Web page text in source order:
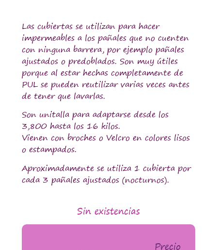
Las cubiertas se utilizan para hacer
impermeables a los pañales que no cuenten
con ninguna barrera, por ejemplo pañales
ajustados o predoblados. Son muy útiles
porque al estar hechas completamente de
PUL se pueden reutilizar varias veces antes
de tener que lavarlas.
Son unitalla para adaptarse desde los
3,800 hasta los 16 kilos.
Vienen con broches o Velcro en colores lisos
o estampados.
Aproximadamente se utiliza 1 cubierta por
cada 3 pañales ajustados (nocturnos).
Sin existencias
Precio